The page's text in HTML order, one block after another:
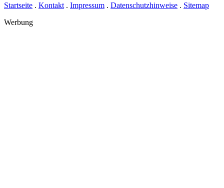
Startseite . Kontakt . Impressum . Datenschutzhinweise . Sitemap
Werbung